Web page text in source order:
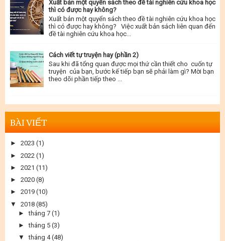
Xuất bản một quyển sách theo đề tài nghiên cứu khoa học
thì có được hay không?
Xuất bản một quyển sách theo đề tài nghiên cứu khoa học
thì có được hay không? Việc xuất bản sách liên quan đến
đề tài nghiên cứu khoa học...
Cách viết tự truyện hay (phần 2)
Sau khi đã tổng quan được mọi thứ cần thiết cho cuốn tự
truyện của bạn, bước kế tiếp bạn sẽ phải làm gì? Mời bạn
theo dõi phần tiếp theo ...
BÀI VIẾT
► 2023 (1)
► 2022 (1)
► 2021 (11)
► 2020 (8)
► 2019 (10)
▼
2018 (85)
►tháng 7 (1)
►tháng 5 (3)
▼
tháng 4 (48)